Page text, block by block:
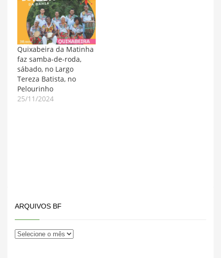
Quixabeira da Matinha
faz samba-de-roda,
sábado, no Largo
Tereza Batista, no
Pelourinho
25/11/2024
ARQUIVOS BF